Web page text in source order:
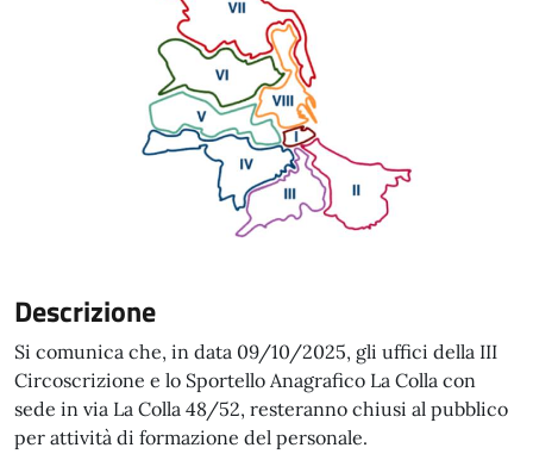
Descrizione
Si comunica che, in data 09/10/2025, gli uffici della III
Circoscrizione e lo Sportello Anagrafico La Colla con
sede in via La Colla 48/52, resteranno chiusi al pubblico
per attività di formazione del personale.